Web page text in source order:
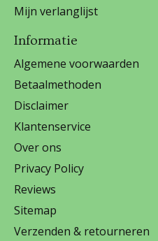
Mijn verlanglijst
Informatie
Algemene voorwaarden
Betaalmethoden
Disclaimer
Klantenservice
Over ons
Privacy Policy
Reviews
Sitemap
Verzenden & retourneren